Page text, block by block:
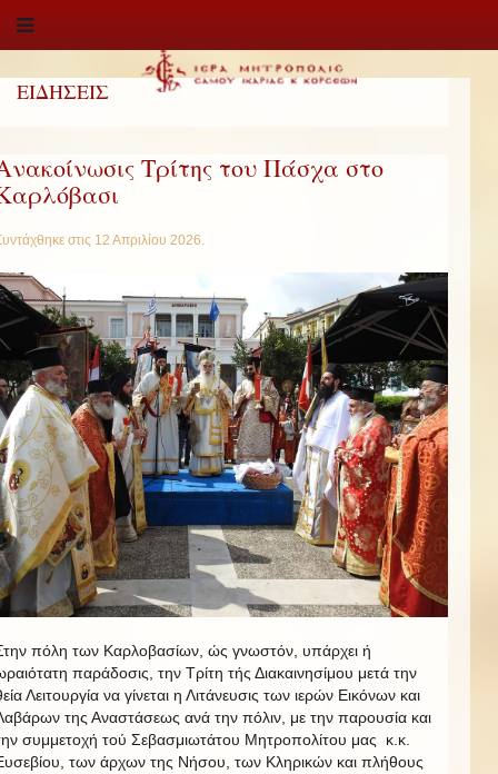
ΕΙΔΗΣΕΙΣ
Τρίτης του Πάσχα στο
στις 12 Απριλίου 2026.
πόλη των Καρλοβασίων, ώς γνωστόν, υπάρχει ή
παράδοσις, την Τρίτη τής Διακαινησίμου μετά την
Λειτουργία να γίνεται η Λιτάνευσις των ιερών Εικόνων και
της Αναστάσεως ανά την πόλιν, με την παρουσία και
συμμετοχή τού Σεβασμιωτάτου Μητροπολίτου μας κ.κ.
των άρχων της Νήσου, των Κληρικών και πλήθους